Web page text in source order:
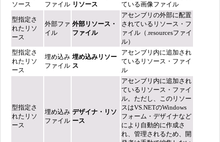
ソース
ファイル リソース
ている画像ファイル
型指定さ
れたリソ
ース
外部ファ
イル
外部リソース・
ファイル
アセンブリの外部に配置
されているリソース・フ
ァイル（.resourcesファイ
ル）
型指定さ
れたリソ
ース
埋め込み
ファイル
埋め込みリソー
ス
アセンブリ内に追加され
ているリソース・ファイ
ル
型指定さ
れたリソ
ース
埋め込み
ファイル
デザイナ・リソ
ース
アセンブリ内に追加され
ているリソース・ファイ
ル。ただし、このリソー
スはVS.NETのWindows
フォーム・デザイナなど
により自動的に作成さ
れ、管理されるため、開